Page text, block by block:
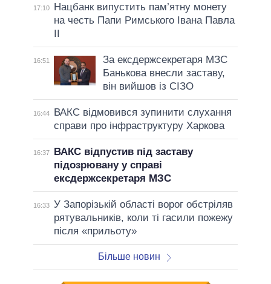
17:10
Нацбанк випустить пам’ятну монету
на честь Папи Римського Івана Павла
II
16:51
За ексдержсекретаря МЗС
Банькова внесли заставу,
він вийшов із СІЗО
16:44
ВАКС відмовився зупинити слухання
справи про інфраструктуру Харкова
16:37
ВАКС відпустив під заставу
підозрювану у справі
ексдержсекретаря МЗС
16:33 У Запорізькій області ворог обстріляв
рятувальників, коли ті гасили пожежу
після «прильоту»
Більше новин